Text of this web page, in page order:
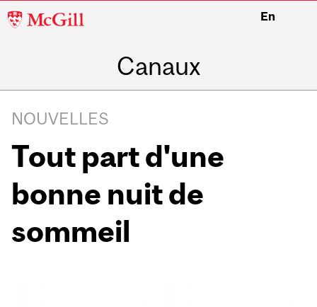
McGill
En
Canaux
NOUVELLES
Tout part d'une
bonne nuit de
sommeil